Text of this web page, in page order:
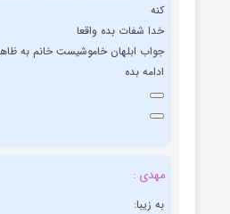
کنه
خدا شفات بده واقعا
جواب ابلهان خاموشیست خانم به
ادامه بده
مهدی :
به زیبا: